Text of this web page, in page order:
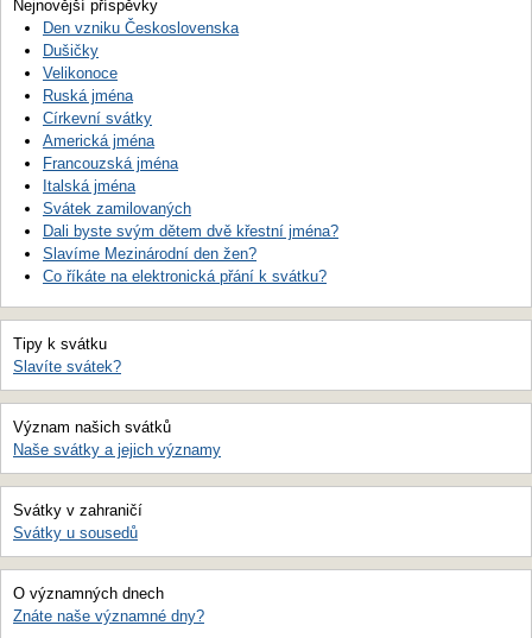
Nejnovější příspěvky
Den vzniku Československa
Dušičky
Velikonoce
Ruská jména
Církevní svátky
Americká jména
Francouzská jména
Italská jména
Svátek zamilovaných
Dali byste svým dětem dvě křestní jména?
Slavíme Mezinárodní den žen?
Co říkáte na elektronická přání k svátku?
Tipy k svátku
Slavíte svátek?
Význam našich svátků
Naše svátky a jejich významy
Svátky v zahraničí
Svátky u sousedů
O významných dnech
Znáte naše významné dny?